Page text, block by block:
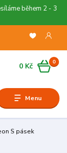
během 2 - 3
Menu
0
0 Kč
S pásek